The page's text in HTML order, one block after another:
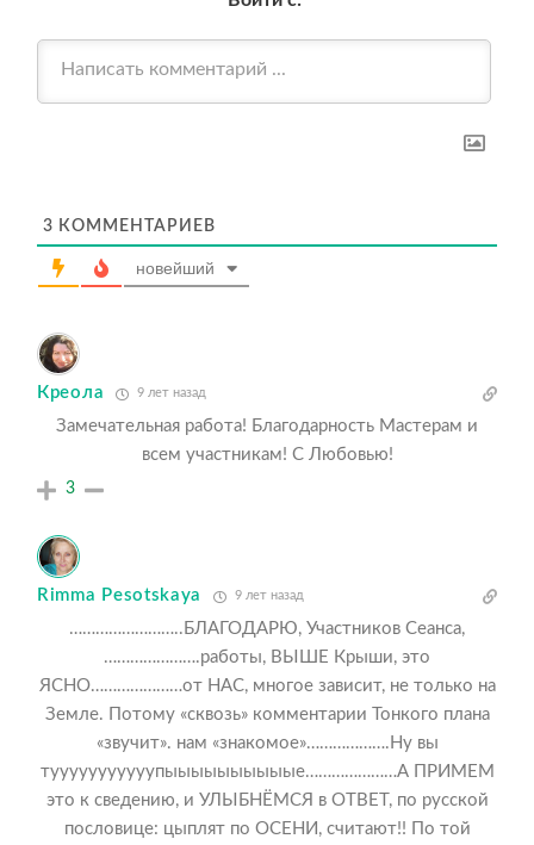
3 КОММЕНТАРИЕВ
новейший
Креола 9 лет назад
Замечательная работа! Благодарность Мастерам и
всем участникам! С Любовью!
3
Rimma Pesotskaya 9 лет назад
……………………..БЛАГОДАРЮ, Участников Сеанса,
………………….работы, ВЫШЕ Крыши, это
ЯСНО…………………от НАС, многое зависит, не только на
Земле. Потому «сквозь» комментарии Тонкого плана
«звучит». нам «знакомое»……………….Ну вы
тууууууууууупыыыыыыыыыые…………………А ПРИМЕМ
это к сведению, и УЛЫБНЁМСЯ в ОТВЕТ, по русской
пословице: цыплят по ОСЕНИ, считают!! По той